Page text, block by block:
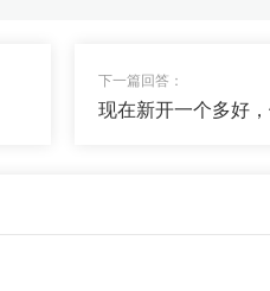
注下货币三佳吧，完全满足
下一篇回答：